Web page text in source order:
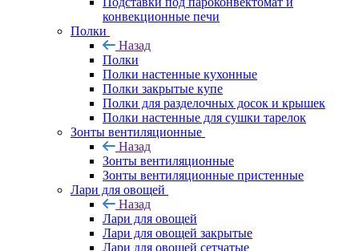
конвекционные печи
Полки
Назад
Полки
Полки настенные кухонные
Полки закрытые купе
Полки для разделочных досок и крышек
Полки настенные для сушки тарелок
Зонты вентиляционные
Назад
Зонты вентиляционные
Зонты вентиляционные пристенные
Лари для овощей
Назад
Лари для овощей
Лари для овощей закрытые
Лари для овощей сетчатые